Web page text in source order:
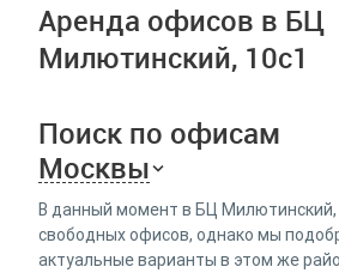
Аренда офисов в БЦ
Милютинский, 10с1
Поиск по офисам
Москвы
В данный момент в БЦ Милютинский,
свободных офисов, однако мы
актуальные варианты в этом же